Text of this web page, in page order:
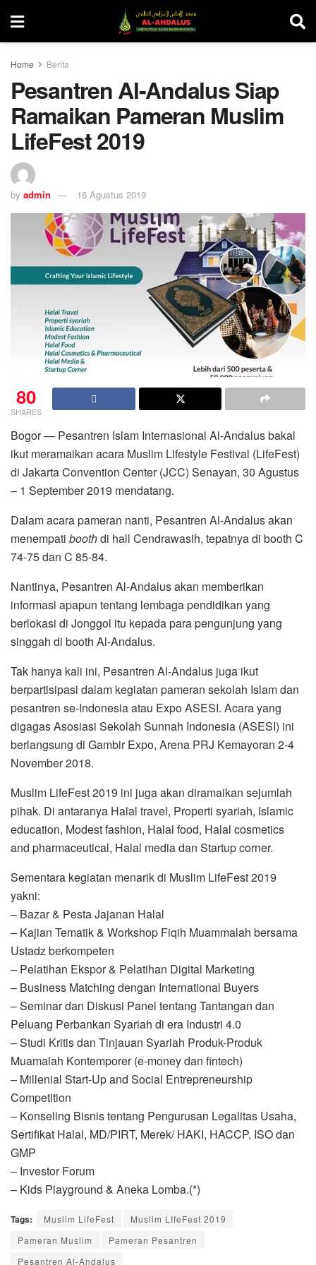
Home Berita
Pesantren Al-Andalus Siap
Ramaikan Pameran Muslim
LifeFest 2019
by admin 16 Agustus 2019
80
SHARES
Bogor — Pesantren Islam Internasional Al-Andalus bakal
ikut meramaikan acara Muslim Lifestyle Festival (LifeFest)
di Jakarta Convention Center (JCC) Senayan, 30 Agustus
– 1 September 2019 mendatang.
Dalam acara pameran nanti, Pesantren Al-Andalus akan
menempati boothdi hall Cendrawasih, tepatnya di booth C
74-75 dan C 85-84.
Nantinya, Pesantren Al-Andalus akan memberikan
informasi apapun tentang lembaga pendidikan yang
berlokasi di Jonggol itu kepada para pengunjung yang
singgah di booth Al-Andalus.
Tak hanya kali ini, Pesantren Al-Andalus juga ikut
berpartisipasi dalam kegiatan pameran sekolah Islam dan
pesantren se-Indonesia atau Expo ASESI. Acara yang
digagas Asosiasi Sekolah Sunnah Indonesia (ASESI) ini
berlangsung di Gambir Expo, Arena PRJ Kemayoran 2-4
November 2018.
Muslim LifeFest 2019 ini juga akan diramaikan sejumlah
pihak. Di antaranya Halal travel, Properti syariah, Islamic
education, Modest fashion, Halal food, Halal cosmetics
and pharmaceutical, Halal media dan Startup corner.
Sementara kegiatan menarik di Muslim LifeFest 2019
yakni:
– Bazar & Pesta Jajanan Halal
– Kajian Tematik & Workshop Fiqih Muammalah bersama
Ustadz berkompeten
– Pelatihan Ekspor & Pelatihan Digital Marketing
– Business Matching dengan International Buyers
– Seminar dan Diskusi Panel tentang Tantangan dan
Peluang Perbankan Syariah di era Industri 4.0
– Studi Kritis dan Tinjauan Syariah Produk-Produk
Muamalah Kontemporer (e-money dan fintech)
– Millenial Start-Up and Social Entrepreneurship
Competition
– Konseling Bisnis tentang Pengurusan Legalitas Usaha,
Sertifikat Halal, MD/PIRT, Merek/ HAKI, HACCP, ISO dan
GMP
– Investor Forum
– Kids Playground & Aneka Lomba.(*)
Tags: Muslim LifeFest
Muslim LIfeFest 2019
Pameran Muslim
Pameran Pesantren
Pesantren Al-Andalus